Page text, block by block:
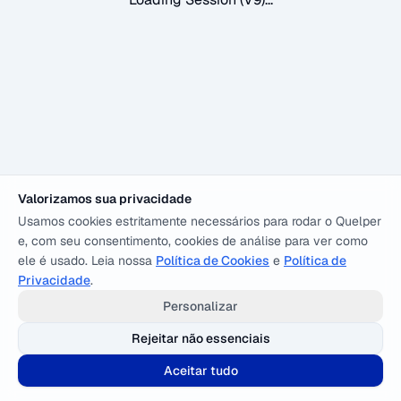
Valorizamos sua privacidade
Usamos cookies estritamente necessários para rodar o Quelper
e, com seu consentimento, cookies de análise para ver como
ele é usado. Leia nossa Política de Cookies e Política de
Privacidade.
Personalizar
Rejeitar não essenciais
Aceitar tudo